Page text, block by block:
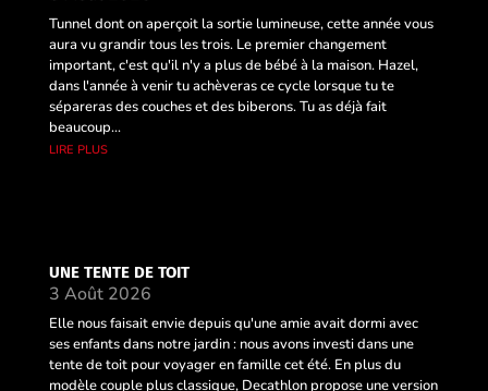
Tunnel dont on aperçoit la sortie lumineuse, cette année vous
aura vu grandir tous les trois. Le premier changement
important, c'est qu'il n'y a plus de bébé à la maison. Hazel,
dans l'année à venir tu achèveras ce cycle lorsque tu te
sépareras des couches et des biberons. Tu as déjà fait
beaucoup...
lire plus
UNE TENTE DE TOIT
3 Août 2026
Elle nous faisait envie depuis qu'une amie avait dormi avec
ses enfants dans notre jardin : nous avons investi dans une
tente de toit pour voyager en famille cet été. En plus du
modèle couple plus classique, Decathlon propose une version